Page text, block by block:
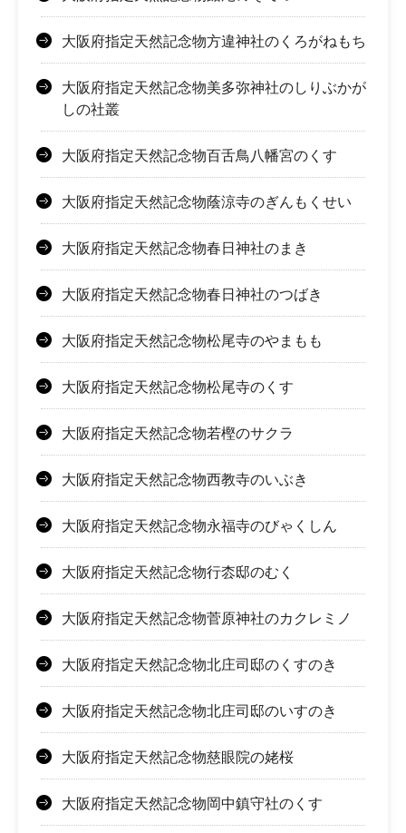
大阪府指定天然記念物方違神社のくろがねもち
大阪府指定天然記念物美多弥神社のしりぶかが
しの社叢
大阪府指定天然記念物百舌鳥八幡宮のくす
大阪府指定天然記念物蔭涼寺のぎんもくせい
大阪府指定天然記念物春日神社のまき
大阪府指定天然記念物春日神社のつばき
大阪府指定天然記念物松尾寺のやまもも
大阪府指定天然記念物松尾寺のくす
大阪府指定天然記念物若樫のサクラ
大阪府指定天然記念物西教寺のいぶき
大阪府指定天然記念物永福寺のびゃくしん
大阪府指定天然記念物行枩邸のむく
大阪府指定天然記念物菅原神社のカクレミノ
大阪府指定天然記念物北庄司邸のくすのき
大阪府指定天然記念物北庄司邸のいすのき
大阪府指定天然記念物慈眼院の姥桜
大阪府指定天然記念物岡中鎮守社のくす